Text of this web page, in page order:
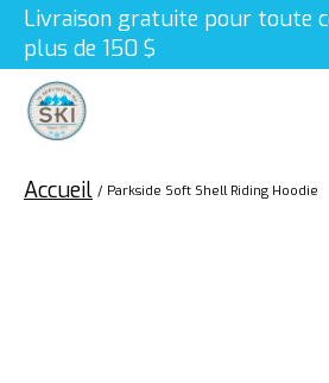
Livraison gratuite pour toute
plus de 150 $
Accueil / Parkside Soft Shell Riding Hoodie